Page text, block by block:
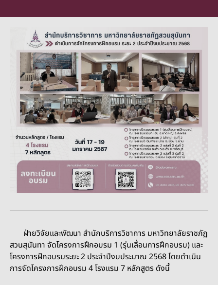
ฝ่ายวิจัยและพัฒนา สำนักบริการวิชาการ มหาวิทยาลัยราชภัฏ
สวนสุนันทา จัดโครงการฝึกอบรม 1 (รุ่นเลื่อนการฝึกอบรบ) และ
โครงการฝึกอบรมระยะ 2 ประจำปีงบประมาณ 2568 โดยดำเนิน
การจัดโครงการฝึกอบรม 4 โรงแรม 7 หลักสูตร ดังนี้